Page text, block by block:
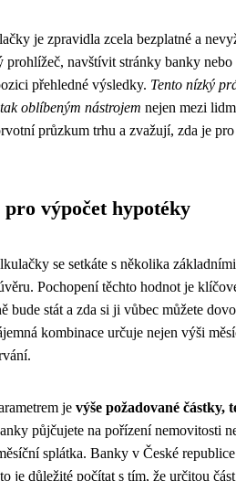
je zpravidla zcela bezplatné a
navštívit stránky banky
přehledné výsledky. Tento nízký
oblíbeným nástrojem nejen mezi
průzkum trhu a zvažují, zda je
výpočet hypotéky
se setkáte s několika
Pochopení těchto hodnot je
bude stát a zda si ji vůbec můžete
kombinace určuje nejen výši
je výše požadované částky,
půjčujete na pořízení nemovitosti
splátka. Banky v České
je důležité počítat s tím, že určitou